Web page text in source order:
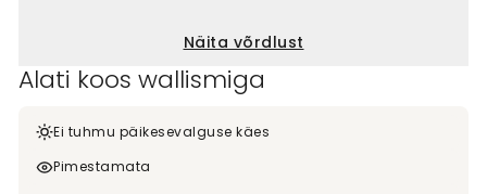
Näita võrdlust
Alati koos wallismiga
Ei tuhmu päikesevalguse käes
Pimestamata